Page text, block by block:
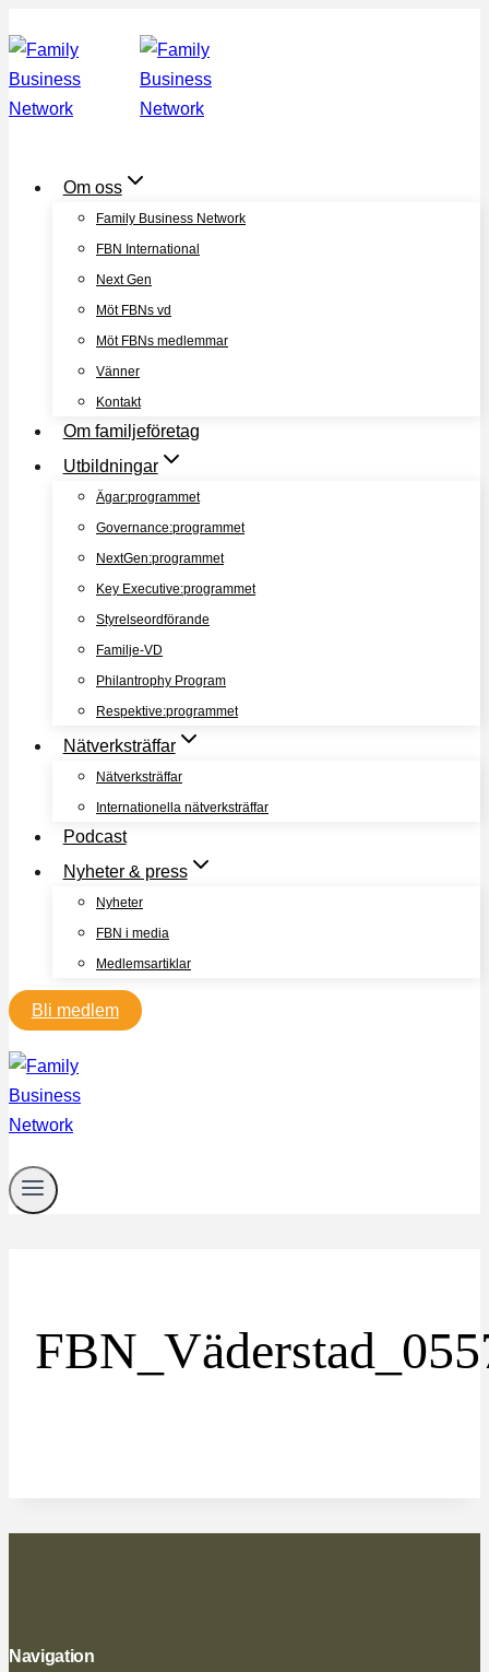
to
content
Om oss
Family Business Network
FBN International
Next Gen
Möt FBNs vd
Möt FBNs medlemmar
Vänner
Kontakt
Om familjeföretag
Utbildningar
Ägar:programmet
Governance:programmet
NextGen:programmet
Key Executive:programmet
Styrelseordförande
Familje-VD
Philantrophy Program
Respektive:programmet
Nätverksträffar
Nätverksträffar
Internationella nätverksträffar
Podcast
Nyheter & press
Nyheter
FBN i media
Medlemsartiklar
Bli medlem
Navigation